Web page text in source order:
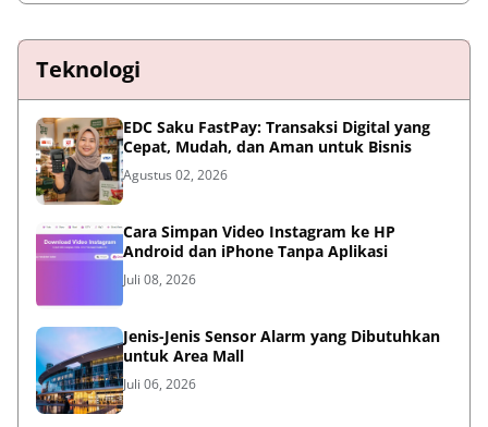
Teknologi
EDC Saku FastPay: Transaksi Digital yang
Cepat, Mudah, dan Aman untuk Bisnis
Agustus 02, 2026
Cara Simpan Video Instagram ke HP
Android dan iPhone Tanpa Aplikasi
Juli 08, 2026
Jenis-Jenis Sensor Alarm yang Dibutuhkan
untuk Area Mall
Juli 06, 2026